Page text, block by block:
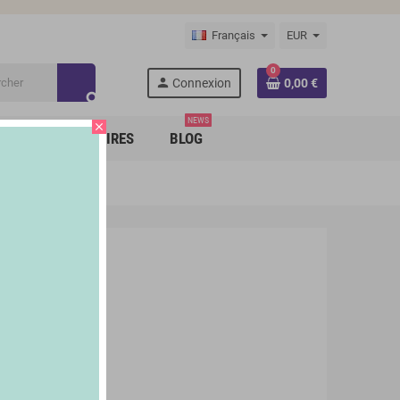
Français EUR
search
person Connexion
0
0,00 €
PARTENAIRES BLOG
NEWS
close